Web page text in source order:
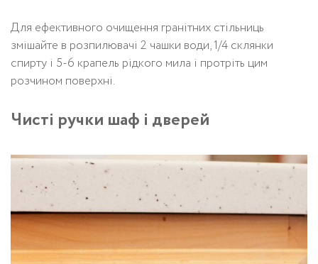
Для ефективного очищення гранітних стільниць
змішайте в розпилювачі 2 чашки води, 1/4 склянки
спирту і 5-6 крапель рідкого мила і протріть цим
розчином поверхні.
Чисті ручки шаф і дверей